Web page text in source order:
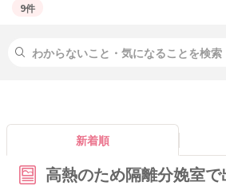
9件
新着順
高熱のため隔離分娩室で